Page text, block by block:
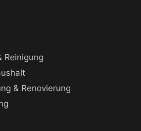
Reinigung
& Renovierung